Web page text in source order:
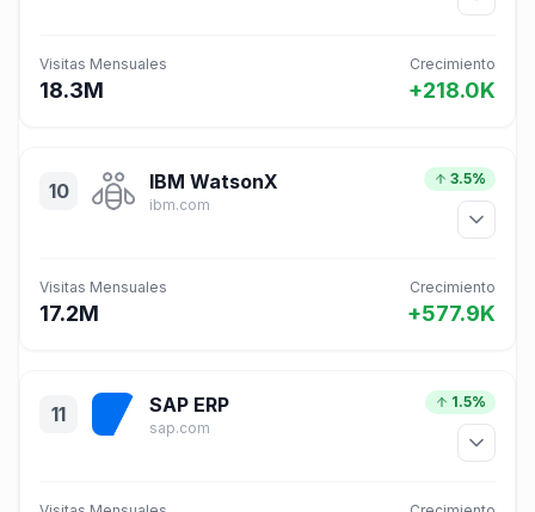
Visitas Mensuales
18.3M
Crecimiento
+218.0K
10 IBM WatsonX
ibm.com
3.5%
Visitas Mensuales
17.2M
Crecimiento
+577.9K
11 SAP ERP
sap.com
1.5%